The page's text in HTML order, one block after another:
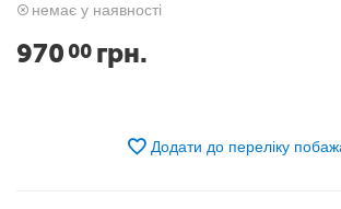
немає у наявності
970 00 грн.
Додати до переліку